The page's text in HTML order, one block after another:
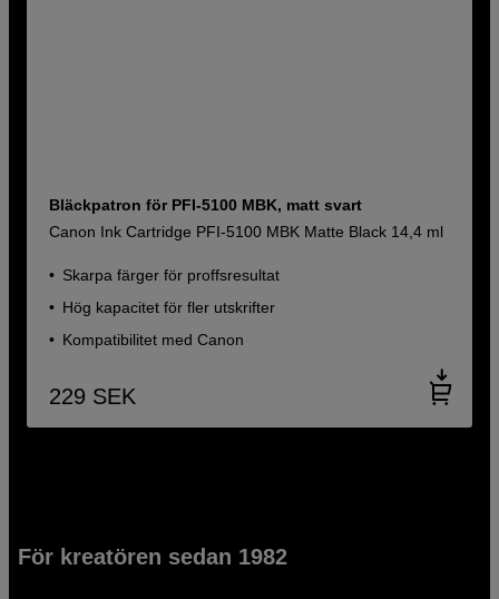
Bläckpatron för PFI-5100 MBK, matt svart
Canon Ink Cartridge PFI-5100 MBK Matte Black 14,4 ml
Skarpa färger för proffsresultat
Hög kapacitet för fler utskrifter
Kompatibilitet med Canon
229 SEK
För kreatören sedan 1982